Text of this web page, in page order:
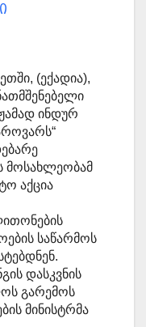
(ექადია),
ინდურ
მოსახლეობამ
აქცია
საწარმოს
დასკვნის
გარემოს
მინისტრმა